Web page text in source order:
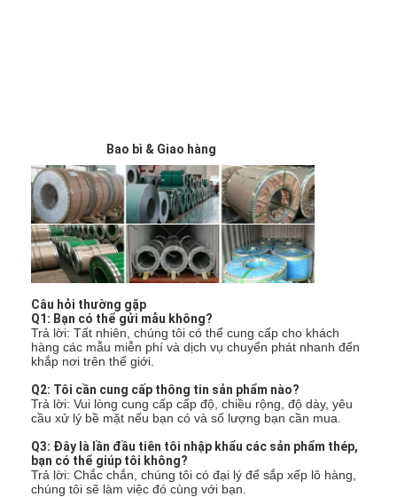
Bao bì & Giao hàng
Câu hỏi thường gặp
Q1: Bạn có thể gửi mẫu không?
Trả lời: Tất nhiên, chúng tôi có thể cung cấp cho khách
hàng các mẫu miễn phí và dịch vụ chuyển phát nhanh đến
khắp nơi trên thế giới.
Q2: Tôi cần cung cấp thông tin sản phẩm nào?
Trả lời: Vui lòng cung cấp cấp độ, chiều rộng, độ dày, yêu
cầu xử lý bề mặt nếu bạn có và số lượng bạn cần mua.
Q3: Đây là lần đầu tiên tôi nhập khẩu các sản phẩm thép,
bạn có thể giúp tôi không?
Trả lời: Chắc chắn, chúng tôi có đại lý để sắp xếp lô hàng,
chúng tôi sẽ làm việc đó cùng với bạn.